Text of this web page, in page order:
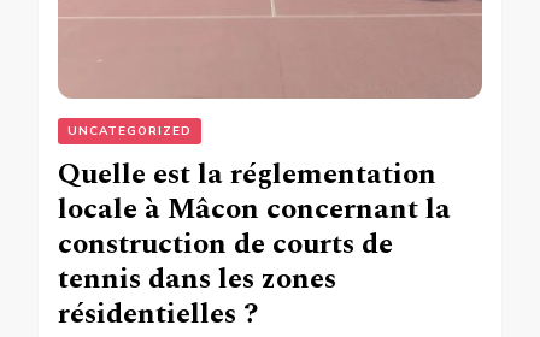
UNCATEGORIZED
Quelle est la réglementation
locale à Mâcon concernant la
construction de courts de
tennis dans les zones
résidentielles ?